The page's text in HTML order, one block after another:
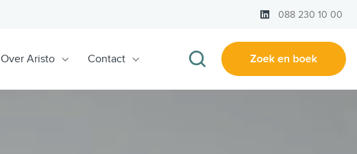
LinkedIn 088 230 10 00
Over Aristo Contact